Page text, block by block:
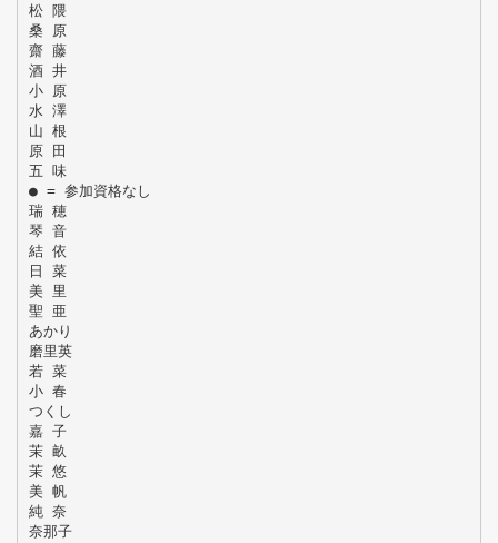
松 隈
桑 原
齋 藤
酒 井
小 原
水 澤
山 根
原 田
五 味
● = 参加資格なし
瑞 穂
琴 音
結 依
日 菜
美 里
聖 亜
あかり
磨里英
若 菜
小 春
つくし
嘉 子
茉 畝
茉 悠
美 帆
純 奈
奈那子